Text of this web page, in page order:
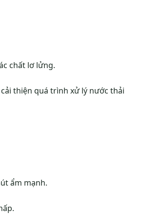
chất lơ lửng.
thiện quá trình xử lý nước thải
ẩm mạnh.